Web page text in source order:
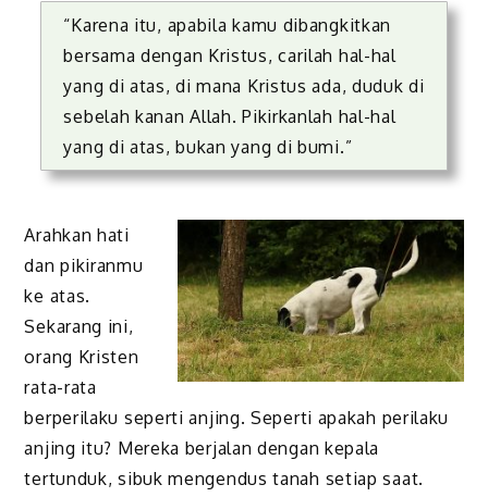
“Karena itu, apabila kamu dibangkitkan
bersama dengan Kristus, carilah hal-hal
yang di atas, di mana Kristus ada, duduk di
sebelah kanan Allah. Pikirkanlah hal-hal
yang di atas, bukan yang di bumi.”
Arahkan hati
dan pikiranmu
ke atas.
Sekarang ini,
orang Kristen
rata-rata
berperilaku seperti anjing. Seperti apakah perilaku
anjing itu? Mereka berjalan dengan kepala
tertunduk, sibuk mengendus tanah setiap saat.